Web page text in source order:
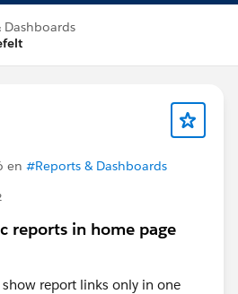
Dashboards
en #Reports & Dashboards
reports in home page
report links only in one